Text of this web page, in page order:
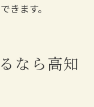
きます。
なら高知